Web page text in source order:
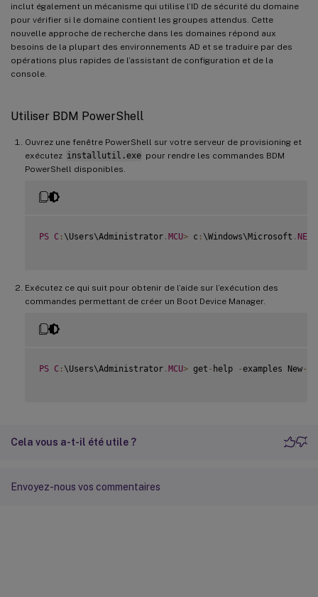
inclut également un mécanisme qui utilise l’ID de sécurité du domaine
pour vérifier si le domaine contient les groupes attendus. Cette
nouvelle approche de recherche dans les domaines répond aux
besoins de la plupart des environnements AD et se traduire par des
opérations plus rapides de l’assistant de configuration et de la
console.
Utiliser BDM PowerShell
Ouvrez une fenêtre PowerShell sur votre serveur de provisioning et
exécutez installutil.exe pour rendre les commandes BDM
PowerShell disponibles.
PS C : \Users\Administrator . MCU> c : \Windows\Microsoft . NET
Exécutez ce qui suit pour obtenir de l’aide sur l’exécution des
commandes permettant de créer un Boot Device Manager.
PS C : \Users\Administrator . MCU> get - help -examples New-
Cela vous a-t-il été utile ?
Envoyez-nous vos commentaires